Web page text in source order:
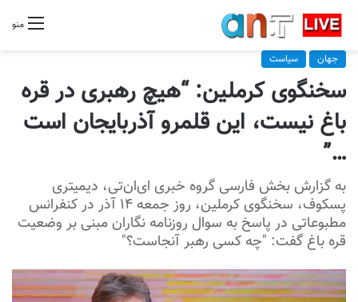
منو
جهان سیاست
سخنگوی کرملین: “هیچ رهبری در قره
باغ نیست، این قلمرو آذربایجان است
…”
به گزارش بخش فارسی گروه خبری ای‌ان‌تی، دیمیتری
پسکوف، سخنگوی کرملین، روز جمعه ۱۴ آذر در کنفرانس
مطبوعاتی در پاسخ به سوال روزنامه نگاران مبنی بر وضعیت
قره باغ گفت: "چه کسی رهبر آنجاست؟"